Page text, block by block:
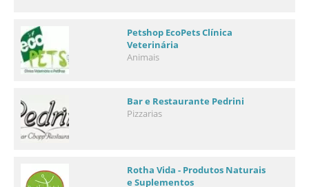
Petshop EcoPets Clínica
Veterinária
Animais
Bar e Restaurante Pedrini
Pizzarias
Rotha Vida - Produtos Naturais
e Suplementos